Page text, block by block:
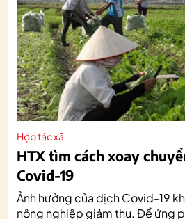
Hợp tác xã
HTX tìm cách xoay
Covid-19
Ảnh hưởng của dịch Covid-19
nông nghiệp giảm thu. Để ứng